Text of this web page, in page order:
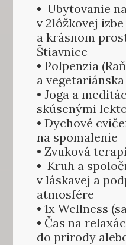
• Ubytovanie
v 2lôžkovej
a krásnom
Štiavnice
• Polpenzia
a
• Joga a
skúsenými
• Dychové
na spomalenie
• Zvuková
• Kruh a
v láskavej a
atmosfére
• 1x Wellness
• Čas na
do prírody